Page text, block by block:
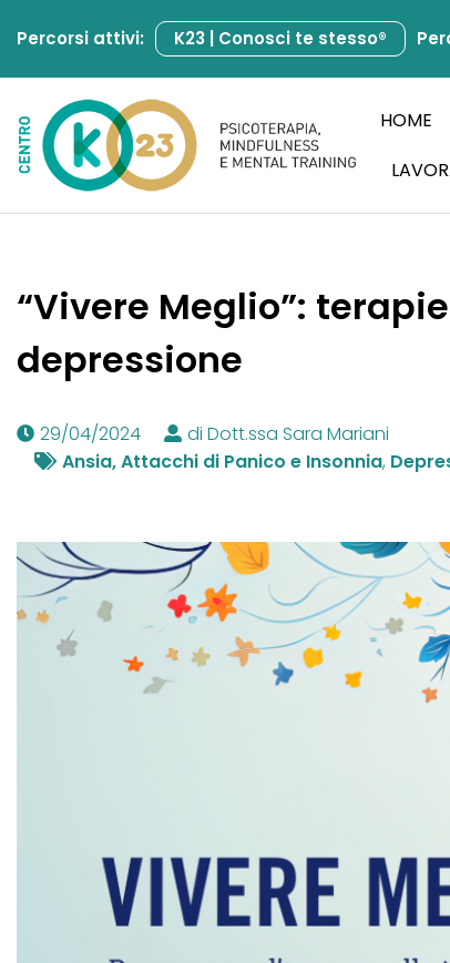
al
contenuto
Percorsi attivi: K23 | Conosci te stesso®
HOME
“Vivere Meglio”:
depressione
29/04/2024
di Dott.ssa Sara Mariani
Ansia, Attacchi di Panico e Insonnia,